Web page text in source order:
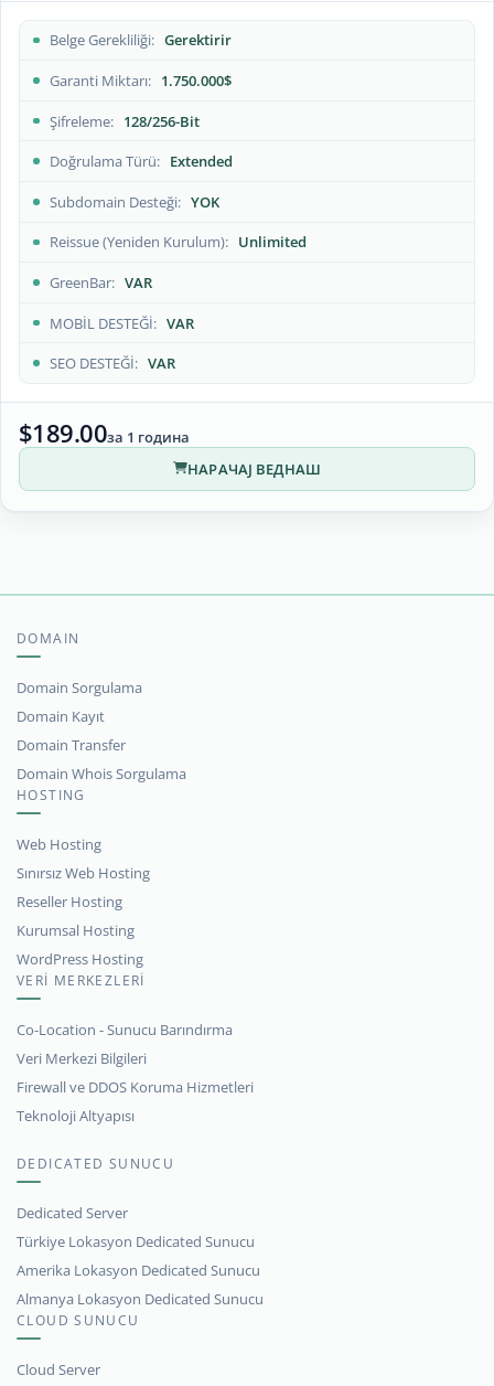
Belge Gerekliliği Gerektirir
Garanti Miktarı 1.750.000$
Şifreleme 128/256-Bit
Doğrulama Türü Extended
Subdomain Desteği YOK
Reissue (Yeniden Kurulum) Unlimited
GreenBar VAR
MOBİL DESTEĞİ VAR
SEO DESTEĞİ VAR
$189.00за 1 година
НАРАЧАЈ ВЕДНАШ
DOMAIN
Domain Sorgulama
Domain Kayıt
Domain Transfer
Domain Whois Sorgulama
HOSTING
Web Hosting
Sınırsız Web Hosting
Reseller Hosting
Kurumsal Hosting
WordPress Hosting
VERİ MERKEZLERİ
Co-Location - Sunucu Barındırma
Veri Merkezi Bilgileri
Firewall ve DDOS Koruma Hizmetleri
Teknoloji Altyapısı
DEDICATED SUNUCU
Dedicated Server
Türkiye Lokasyon Dedicated Sunucu
Amerika Lokasyon Dedicated Sunucu
Almanya Lokasyon Dedicated Sunucu
CLOUD SUNUCU
Cloud Server